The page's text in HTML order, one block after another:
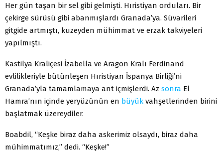
Her gün taşan bir sel gibi gelmişti. Hıristiyan orduları. Bir
çekirge sürüsü gibi abanmışlardı Granada’ya. Süvarileri
gitgide artmıştı, kuzeyden mühimmat ve erzak takviyeleri
yapılmıştı.
Kastilya Kraliçesi İzabella ve Aragon Kralı Ferdinand
evlilikleriyle bütünleşen Hıristiyan İspanya Birliği’ni
Granada’yla tamamlamaya ant içmişlerdi. Az sonra El
Hamra’nın içinde yeryüzünün en büyük vahşetlerinden birini
başlatmak üzereydiler.
Boabdil, “Keşke biraz daha askerimiz olsaydı, biraz daha
mühimmatımız,” dedi. “Keşke!”